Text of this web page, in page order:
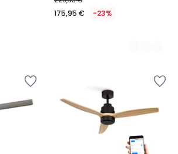
175,95 € -23%